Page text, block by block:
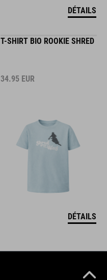
DÉTAILS
T-SHIRT BIO ROOKIE SHRED
34.95 EUR
DÉTAILS